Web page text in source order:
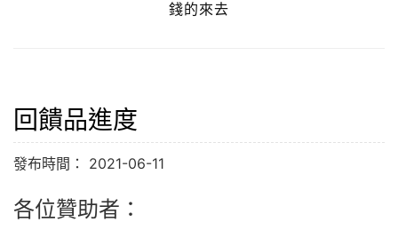
錢的來去
回饋品進度
發布時間： 2021-06-11
各位贊助者：